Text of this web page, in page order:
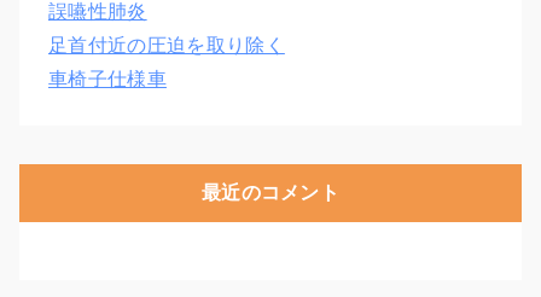
誤嚥性肺炎
足首付近の圧迫を取り除く
車椅子仕様車
最近のコメント